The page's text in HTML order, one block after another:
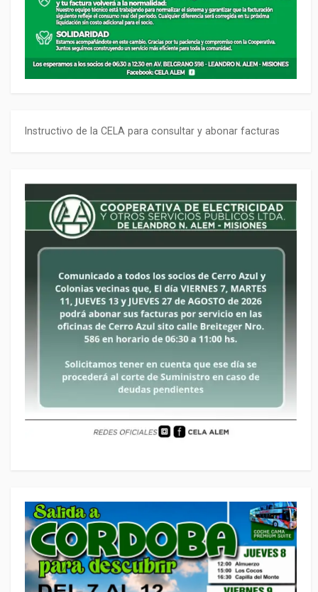
Instructivo de la CELA para consultar y abonar facturas